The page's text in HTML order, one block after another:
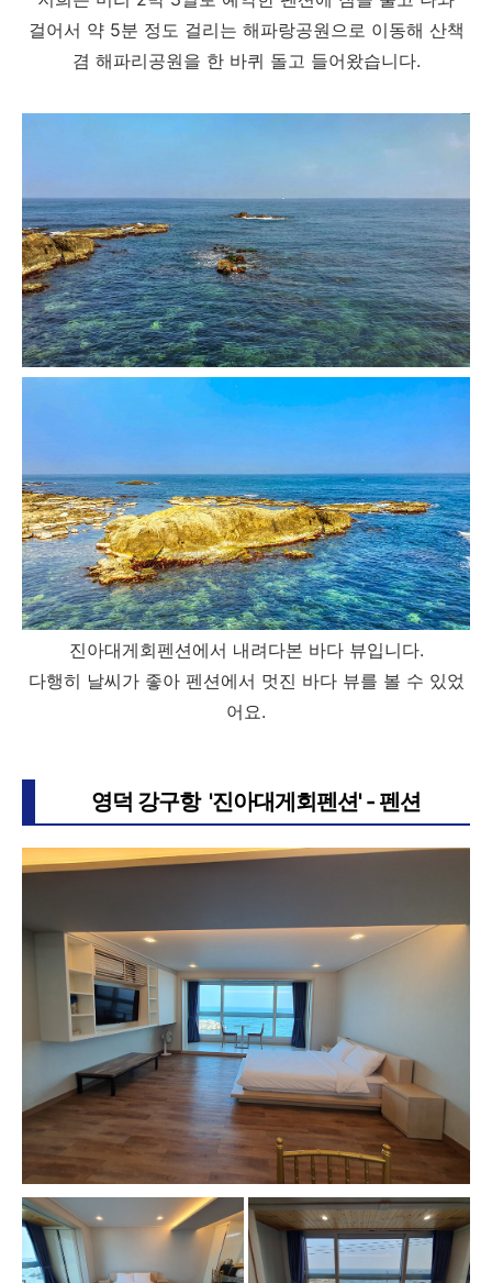
걸어서 약 5분 정도 걸리는 해파랑공원으로 이동해 산책
겸 해파리공원을 한 바퀴 돌고 들어왔습니다.
진아대게회펜션에서 내려다본 바다 뷰입니다.
다행히 날씨가 좋아 펜션에서 멋진 바다 뷰를 볼 수 있었
어요.
영덕 강구항 '진아대게회펜션' - 펜션